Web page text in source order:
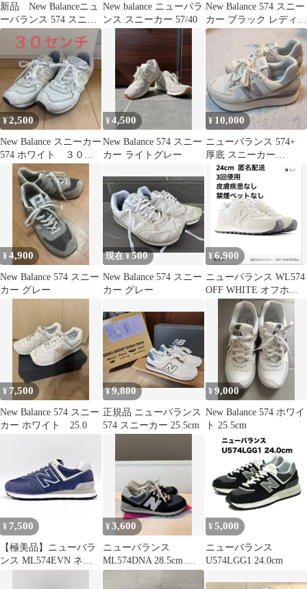
新品 New Balanceニュ
ーバランス 574 スニー
カー緑
New balance ニューバラ
ンス スニーカー 57/40
New Balance 574 スニー
カー ブラック レディー
ス 24
¥2,500
New Balance スニーカー
574 ホワイト ３０セ
ンチ
¥4,500
New Balance 574 スニー
カー ライトグレー
¥ 10,000
ニューバランス 574+
厚底 スニーカー
WL574ZJP B 24cm
¥4,900
New Balance 574 スニー
カー グレー
現在 ¥500
New Balance 574 スニー
カー グレー
¥6,900
ニューバランス WL574
OFF WHITE オフホワ
イト 24cm クリーム
¥ 7,500
New Balance 574 スニー
カー ホワイト 25.0
¥9,800
正規品 ニューバランス
574 スニーカー 25.5cm
¥9,000
New Balance 574 ホワイ
ト 25.5cm
¥ 7,500
【極美品】ニューバラ
ンス ML574EVN ネイ
¥3,600
ニューバランス
ML574DNA 28.5cm ネ
イビー クラシック
¥ 5,000
ニューバランス
U574LGG1 24.0cm